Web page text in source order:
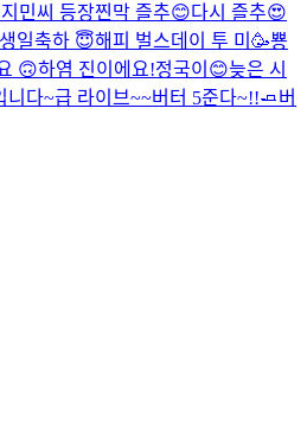
지민씨 등장찐막 즐추😊다시 즐추😍
일축하 😇해피 벌스데이 투 미🥳뿅
🙃하염 진이에요!정국이😊늦은 시
니다~급 라이브~~버터 5준다~!!🧈버